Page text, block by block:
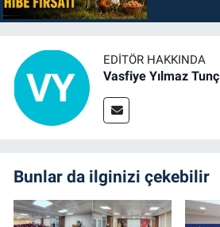
EDITÖR HAKKINDA
Vasfiye Yılmaz Tunç
Bunlar da ilginizi çekebilir